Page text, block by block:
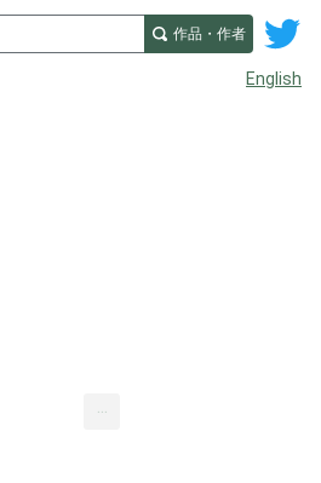
作品・作者
English